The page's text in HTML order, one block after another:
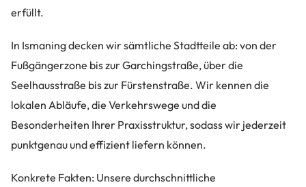
erfüllt.
In Ismaning decken wir sämtliche Stadtteile ab: von der
Fußgängerzone bis zur Garchingstraße, über die
Seelhausstraße bis zur Fürstenstraße. Wir kennen die
lokalen Abläufe, die Verkehrswege und die
Besonderheiten Ihrer Praxisstruktur, sodass wir jederzeit
punktgenau und effizient liefern können.
Konkrete Fakten: Unsere durchschnittliche